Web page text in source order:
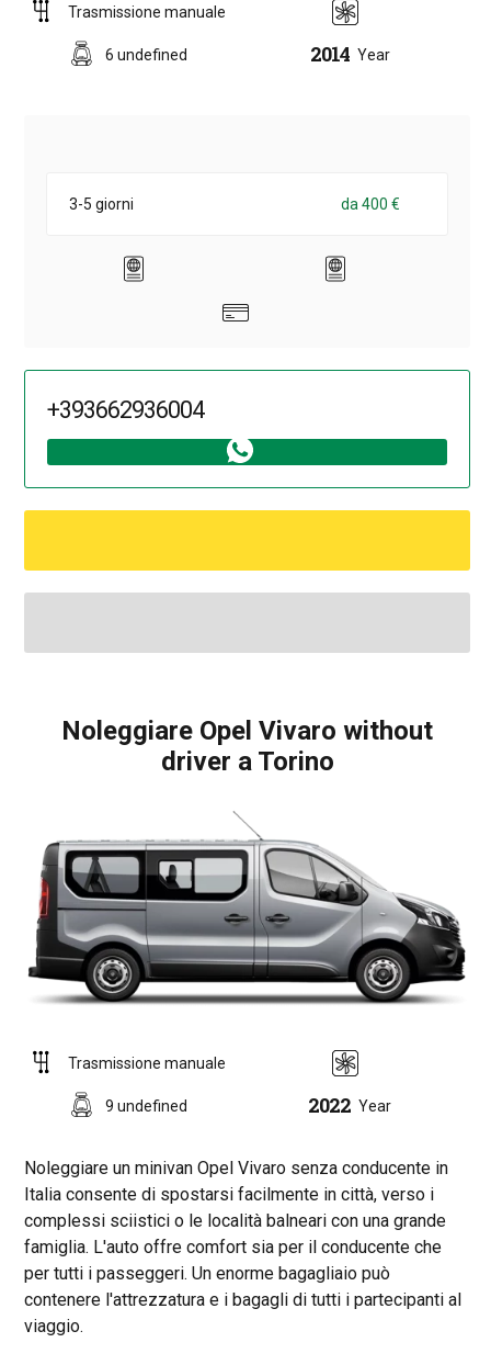
Trasmissione manuale
6 undefined 2014 Year
3-5 giorni da 400 €
+393662936004
Noleggiare Opel Vivaro without
driver a Torino
Trasmissione manuale
9 undefined 2022 Year
Noleggiare un minivan Opel Vivaro senza conducente in
Italia consente di spostarsi facilmente in città, verso i
complessi sciistici o le località balneari con una grande
famiglia. L'auto offre comfort sia per il conducente che
per tutti i passeggeri. Un enorme bagagliaio può
contenere l'attrezzatura e i bagagli di tutti i partecipanti al
viaggio.